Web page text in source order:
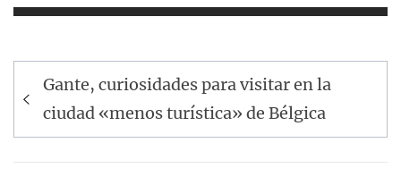
Navegación
de
entradas
Gante, curiosidades para visitar en la
ciudad «menos turística» de Bélgica